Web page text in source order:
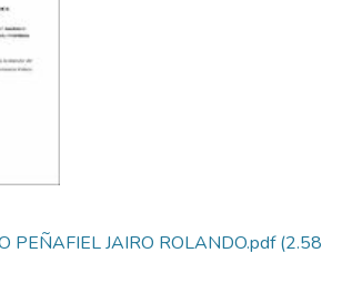
PEÑAFIEL JAIRO ROLANDO.pdf(2.58